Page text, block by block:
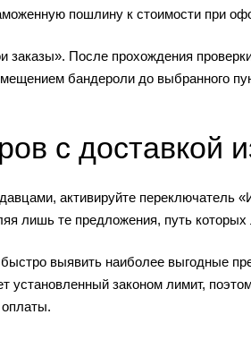
пошлину к стоимости при
После прохождения
бандероли до выбранного
с доставкой
активируйте переключатель
лишь те предложения, путь
выявить наиболее выгодные
законом лимит,
оплаты.